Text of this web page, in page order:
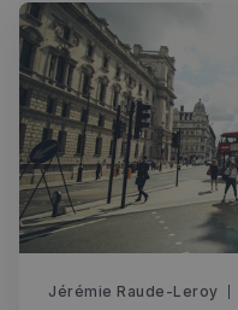
Jérémie Raude-Leroy